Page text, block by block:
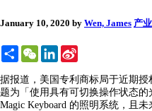
January 10, 2020 by Wen, James 产业
ShareWeChatLinkedIn
据报道，美国专利商标局于近期
题为「使用具有可切换操作状态的
Magic Keyboard 的照明系统，且